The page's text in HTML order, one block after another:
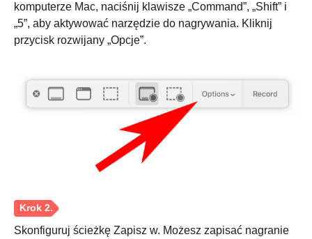
komputerze Mac, naciśnij klawisze „Command”, „Shift” i
„5”, aby aktywować narzędzie do nagrywania. Kliknij
przycisk rozwijany „Opcje”.
Skonfiguruj ścieżkę Zapisz w. Możesz zapisać nagranie